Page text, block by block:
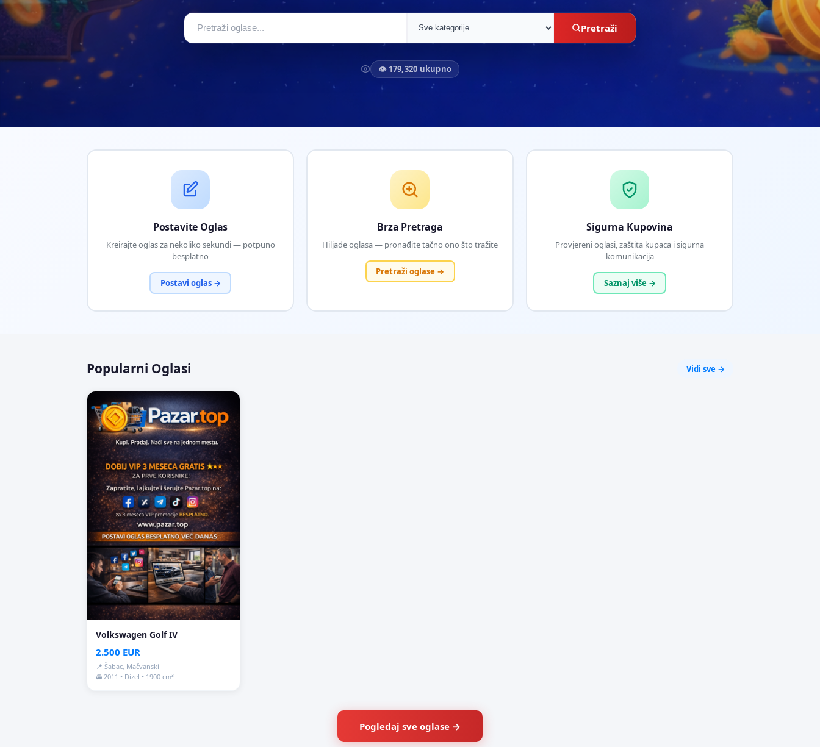
Pretraži
👁 179,320 ukupno
Postavite Oglas
Kreirajte oglas za nekoliko sekundi — potpuno
besplatno
Postavi oglas →
Brza Pretraga
Hiljade oglasa — pronađite tačno ono što tražite
Pretraži oglase →
Sigurna Kupovina
Provjereni oglasi, zaštita kupaca i sigurna
komunikacija
Saznaj više →
Popularni Oglasi Vidi sve →
Volkswagen Golf IV
2.500 EUR
📍 Šabac, Mačvanski
🚘 2011 • Dizel • 1900 cm³
Pogledaj sve oglase →